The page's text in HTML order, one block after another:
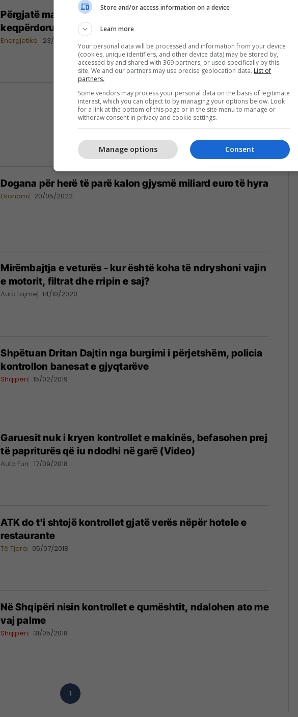
Përgjatë marsit, KEDS zë mbi 500 konsumatorë duke e
keqpërdorur energjinë elektrike
Energjetika 23/03/2023
Dogana për herë të parë kalon gjysmë miliard euro të hyra
Ekonomi 20/05/2022
Mirëmbajtja e veturës - kur është koha të ndryshoni vajin
e motorit, filtrat dhe rripin e saj?
Auto Lajme 14/10/2020
Shpëtuan Dritan Dajtin nga burgimi i përjetshëm, policia
kontrollon banesat e gjyqtarëve
Shqipëri 15/02/2019
Garuesit nuk i kryen kontrollet e makinës, befasohen prej
të papriturës që iu ndodhi në garë (Video)
Auto Fun 17/09/2018
ATK do t'i shtojë kontrollet gjatë verës nëpër hotele e
restaurante
Të Tjera 05/07/2018
Në Shqipëri nisin kontrollet e qumështit, ndalohen ato me
vaj palme
Shqipëri 31/05/2018
1
Store and/or access information on a device
Learn more
Your personal data will be processed and information from your device
(cookies, unique identifiers, and other device data) may be stored by,
accessed by and shared with 369 partners, or used specifically by this
site. We and our partners may use precise geolocation data. List of
partners.
Some vendors may process your personal data on the basis of legitimate
interest, which you can object to by managing your options below. Look
for a link at the bottom of this page or in the site menu to manage or
withdraw consent in privacy and cookie settings.
Consent
Manage options